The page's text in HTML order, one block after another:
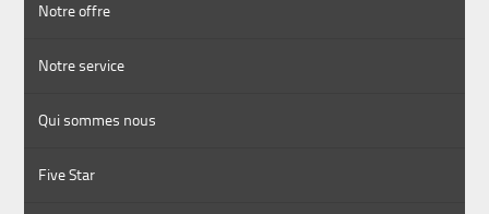
Notre offre
Notre service
Qui sommes nous
Five Star